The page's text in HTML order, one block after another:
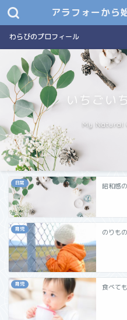
アラフォーから
わらびのプロフィール
いちごい
My Natural
日常 昭和感
育児 のりも
育児 食べて